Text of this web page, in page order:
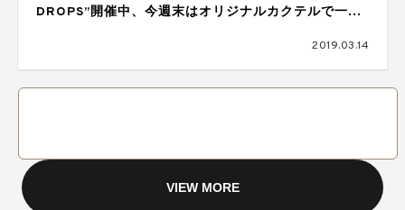
DROPS”開催中、今週末はオリジナルカクテルで一足
2019.03.14
VIEW MORE